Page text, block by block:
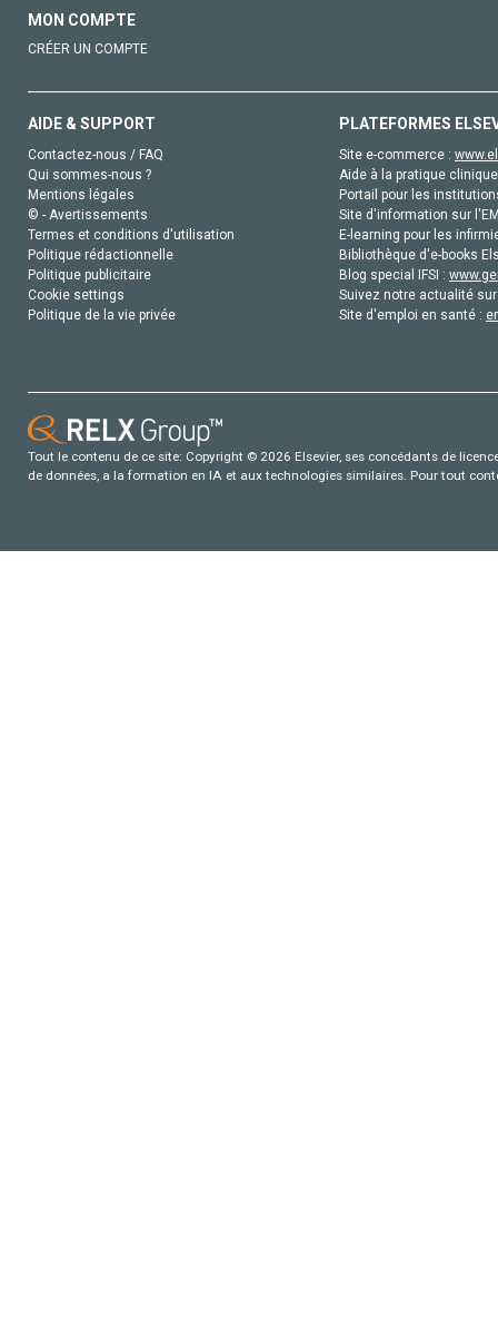
MON COMPTE
CRÉER UN COMPTE
AIDE & SUPPORT
Contactez-nous / FAQ
Qui sommes-nous ?
Mentions légales
© - Avertissements
Termes et conditions d'utilisation
Politique rédactionnelle
Politique publicitaire
Cookie settings
Politique de la vie privée
PLATEFORMES
Site e-commerce :
Aide à la pratique
Portail pour les
Site d'information sur
E-learning pour les
Bibliothèque d'e-books
Blog special IFSI :
Suivez notre actualité
Site d'emploi en santé :
Tout le contenu de ce site: Copyright © 2026 Elsevier, ses concédants de
de données, a la formation en IA et aux technologies similaires. Pour tout